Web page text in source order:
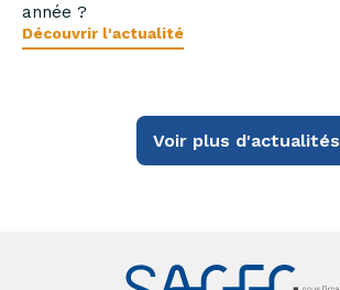
année ?
Découvrir l'actualité
Voir plus d'actualités